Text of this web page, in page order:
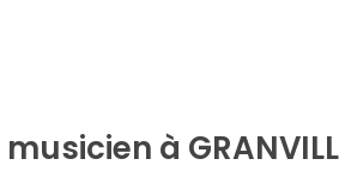
musicien à